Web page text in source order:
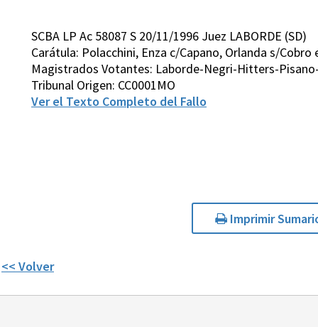
SCBA LP Ac 58087 S 20/11/1996 Juez LABORDE (SD)
Carátula: Polacchini, Enza c/Capano, Orlanda s/Cobro
Magistrados Votantes: Laborde-Negri-Hitters-
Tribunal Origen: CC0001MO
Ver el Texto Completo del Fallo
Imprimir
<< Volver